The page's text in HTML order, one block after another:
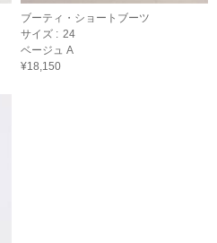
ブーティ・ショートブーツ
サイズ : 24
ベージュ A
¥18,150